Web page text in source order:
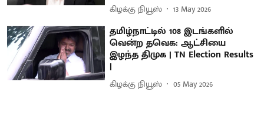
கிழக்கு நியூஸ் 13 May 2026
தமிழ்நாட்டில் 108 இடங்களில்
வென்ற தவெக: ஆட்சியை
இழந்த திமுக | TN Election Results
|
கிழக்கு நியூஸ் 05 May 2026